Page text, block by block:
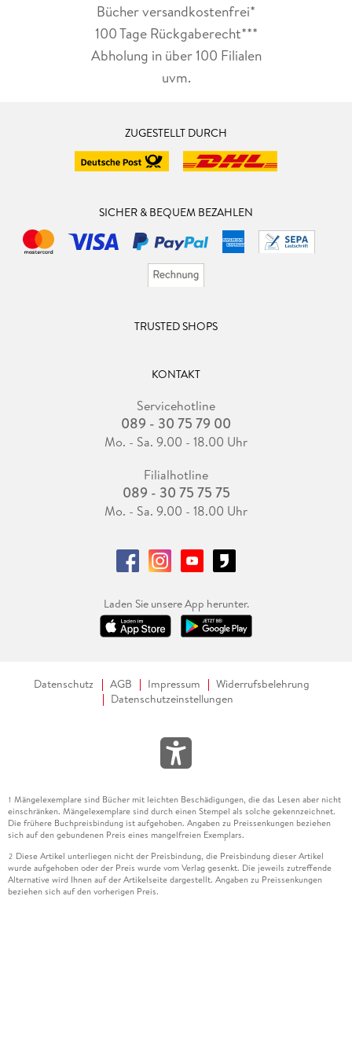
Bücher versandkostenfrei*
100 Tage Rückgaberecht***
Abholung in über 100 Filialen
uvm.
ZUGESTELLT DURCH
SICHER & BEQUEM BEZAHLEN
TRUSTED SHOPS
KONTAKT
Servicehotline
089 - 30 75 79 00
Mo. - Sa. 9.00 - 18.00 Uhr
Filialhotline
089 - 30 75 75 75
Mo. - Sa. 9.00 - 18.00 Uhr
Laden Sie unsere App herunter.
Datenschutz AGB Impressum
Widerrufsbelehrung
Datenschutzeinstellungen
1 Mängelexemplare sind Bücher mit leichten Beschädigungen, die das Lesen aber nicht
einschränken. Mängelexemplare sind durch einen Stempel als solche gekennzeichnet.
Die frühere Buchpreisbindung ist aufgehoben. Angaben zu Preissenkungen beziehen
sich auf den gebundenen Preis eines mangelfreien Exemplars.
2 Diese Artikel unterliegen nicht der Preisbindung, die Preisbindung dieser Artikel
wurde aufgehoben oder der Preis wurde vom Verlag gesenkt. Die jeweils zutreffende
Alternative wird Ihnen auf der Artikelseite dargestellt. Angaben zu Preissenkungen
beziehen sich auf den vorherigen Preis.